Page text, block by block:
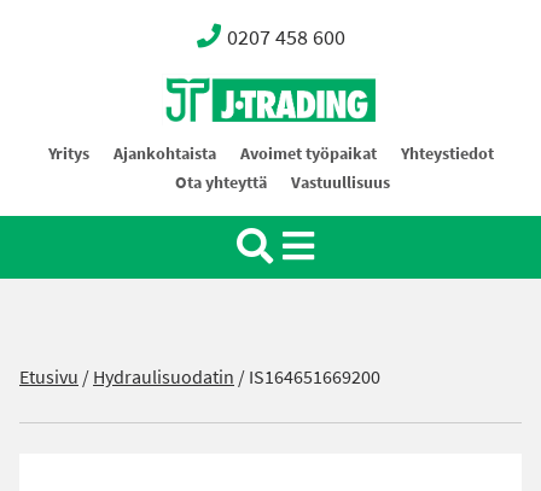
0207 458 600
Oy J-Trading Ab
Yritys Ajankohtaista Avoimet työpaikat
Yhteystiedot
Ota yhteyttä
Vastuullisuus
Etusivu /Hydraulisuodatin /IS164651669200